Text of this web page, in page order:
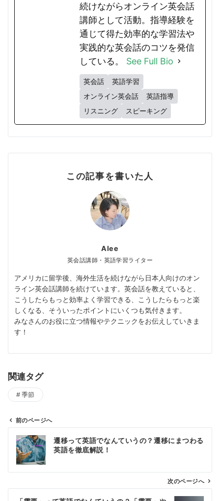
続けながらオンライン英会話
講師として活動。指導経験を
通じて得た効率的な学習法や
実践的な英会話のコツを発信
している。 See Full Bio
英会話
英語学習
オンライン英会話
英語指導
リスニング
スピーキング
この記事を書いた人
Alee
英会話講師・英語学習ライター
アメリカに留学後、海外生活を続けながら日本人向けのオン
ライン英会話講師を続けています。英会話を教えていると、
こうしたらもっと効率よく学習できる、こうしたらもっと楽
しくなる、そういったポイントにいくつも気付きます。
みなさんのお役に立つ情報やテクニックをお伝えしていきま
す！
関連タグ
季節
前のページへ
遷移って英語でなんていうの？遷移にまつわる
英語を徹底解説！
次のページへ